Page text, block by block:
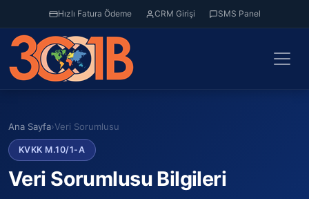
Hızlı Fatura Ödeme CRM Girişi SMS Panel
Ana Sayfa›Veri Sorumlusu
KVKK M.10/1-A
Veri Sorumlusu Bilgileri